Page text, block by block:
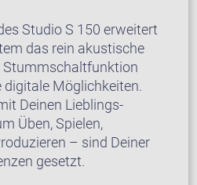
Studio S 150 erweitert
das rein akustische
Stummschaltfunktion
Möglichkeiten.
Deinen Lieblings-
Üben, Spielen,
– sind Deiner
gesetzt.